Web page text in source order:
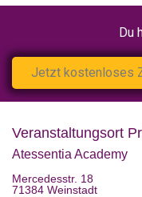
Du
Jetzt kostenloses
Veranstaltungsort
Atessentia Academy
Mercedesstr. 18
71384 Weinstadt